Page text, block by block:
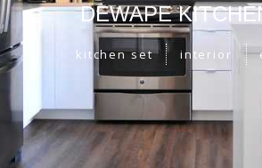
DEWAPE
kitchen set interior